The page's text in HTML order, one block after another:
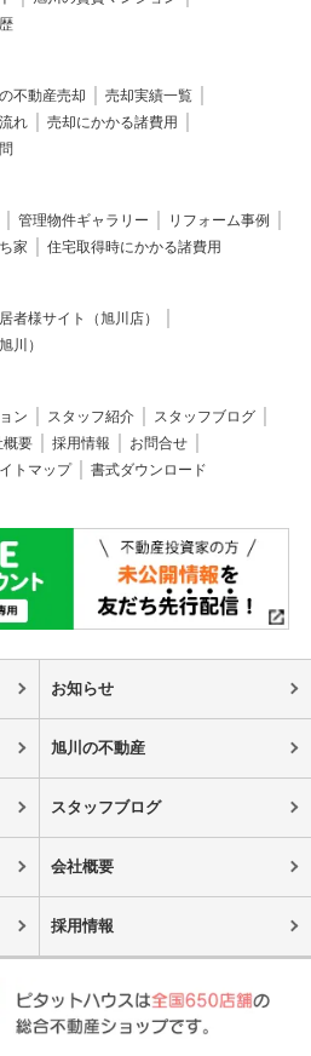
不動産売却
売却実績一覧
れ
売却にかかる諸費用
管理物件ギャラリー
リフォーム事例
家 住宅取得時にかかる諸費用
者様サイト（旭川店）
川）
ン スタッフ紹介
スタッフブログ
概要 採用情報
お問合せ
トマップ 書式ダウンロード
お知らせ
旭川の不動産
スタッフブログ
会社概要
採用情報